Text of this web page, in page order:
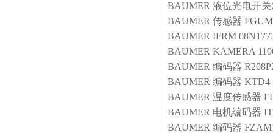
BAUMER 液位光电开
BAUMER 传感器
BAUMER IFRM
BAUMER KAMERA
BAUMER 编码器
BAUMER 编码器
BAUMER 温度传感器
BAUMER 电机编码器
BAUMER 编码器